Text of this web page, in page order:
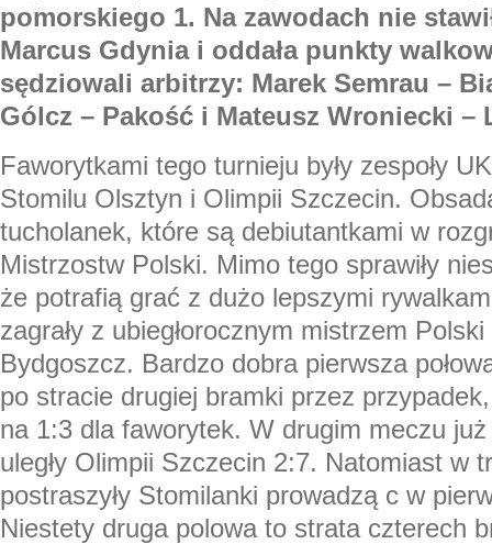
pomorskiego 1. Na zawodach nie
Marcus Gdynia i oddała punkty
sędziowali arbitrzy: Marek Semrau –
Gólcz – Pakość i Mateusz Wroniecki –
Faworytkami tego turnieju były zespoły
Stomilu Olsztyn i Olimpii Szczecin.
tucholanek, które są debiutantkami w
Mistrzostw Polski. Mimo tego sprawiły
że potrafią grać z dużo lepszymi
zagrały z ubiegłorocznym mistrzem
Bydgoszcz. Bardzo dobra pierwsza
po stracie drugiej bramki przez
na 1:3 dla faworytek. W drugim meczu już
uległy Olimpii Szczecin 2:7. Natomiast w
postraszyły Stomilanki prowadzą c w
Niestety druga polowa to strata czterech